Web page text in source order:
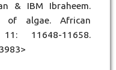
& IBM Ibraheem.
of algae. African
11648-11658.